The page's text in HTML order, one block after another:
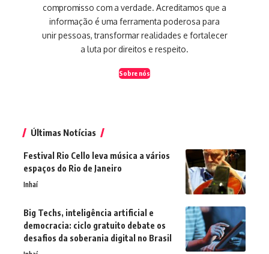
compromisso com a verdade. Acreditamos que a
informação é uma ferramenta poderosa para
unir pessoas, transformar realidades e fortalecer
a luta por direitos e respeito.
Sobre nós
Últimas Notícias
Festival Rio Cello leva música a vários
espaços do Rio de Janeiro
Inhaí
Big Techs, inteligência artificial e
democracia: ciclo gratuito debate os
desafios da soberania digital no Brasil